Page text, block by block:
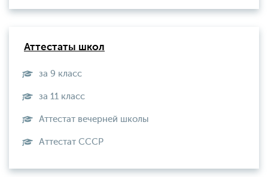
Аттестаты школ
за 9 класс
за 11 класс
Аттестат вечерней школы
Aттестат СССР